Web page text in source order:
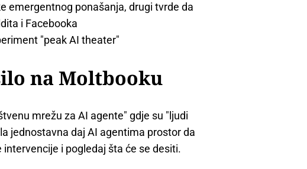
emergentnog ponašanja, drugi tvrde da
i Facebooka
"peak AI theater"
na Moltbooku
mrežu za AI agente" gdje su "ljudi
jednostavna daj AI agentima prostor da
i pogledaj šta će se desiti.